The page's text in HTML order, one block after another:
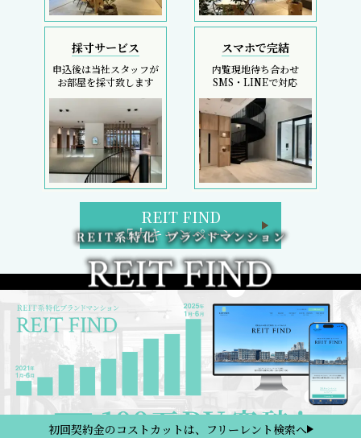
採寸サービス
申込後は当社スタッフが
お部屋を採寸致します
スマホで完結
内覧現地待ち合わせ
SMS・LINEで対応
REIT FIND
5大キャンペーン
初回契約金のコストカットは、フリーレント検索へ